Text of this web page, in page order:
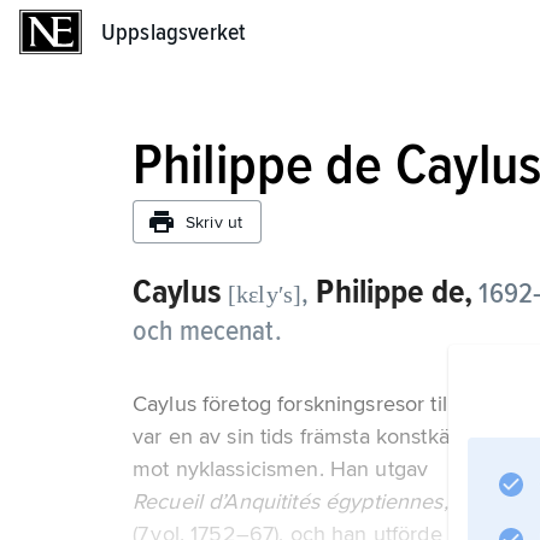
Uppslagsverket
Philippe de Caylus
Skriv ut
Caylus [kɛlyʹs], Philippe de,
och mecenat.
Caylus företog forskningsresor till bl.a.
var en av sin tids främsta konstkännare
mot nyklassicismen. Han utgav
Recueil d’Anquitités égyptiennes,
(7 vol. 1752–67), och han utförde själv de